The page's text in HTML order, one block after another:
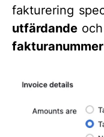
fakturering
utfärdande och
fakturanummer